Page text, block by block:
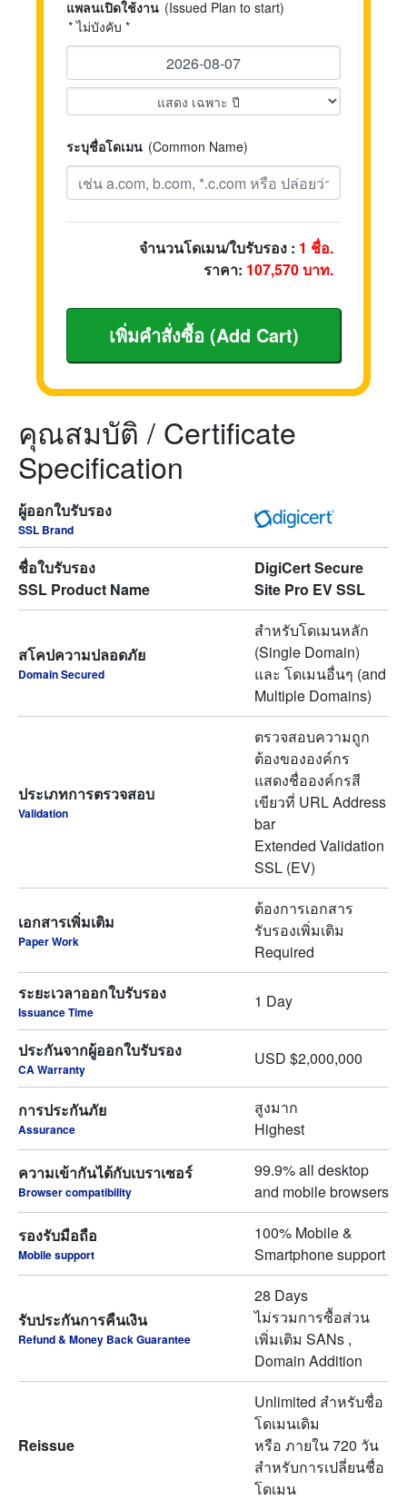
แพลนเปิดใช้งาน (Issued Plan to start)
* ไม่บังคับ *
ระบุชื่อโดเมน (Common Name)
จำนวนโดเมน/ใบรับรอง : 1 ชื่อ.
ราคา: 107,570บาท.
คุณสมบัติ / Certificate
Specification
ผู้ออกใบรับรอง
SSL Brand
ชื่อใบรับรอง
SSL Product Name
DigiCert Secure
Site Pro EV SSL
สโคปความปลอดภัย
Domain Secured
สำหรับโดเมนหลัก
(Single Domain)
และ โดเมนอื่นๆ (and
Multiple Domains)
ประเภทการตรวจสอบ
Validation
ตรวจสอบความถูก
ต้องขององค์กร
แสดงชื่อองค์กรสี
เขียวที่ URL Address
bar
Extended Validation
SSL (EV)
เอกสารเพิ่มเติม
Paper Work
ต้องการเอกสาร
รับรองเพิ่มเติม
Required
ระยะเวลาออกใบรับรอง
Issuance Time
1 Day
ประกันจากผู้ออกใบรับรอง
CA Warranty
USD $2,000,000
การประกันภัย
Assurance
สูงมาก
Highest
ความเข้ากันได้กับเบราเซอร์
Browser compatibility
99.9% all desktop
and mobile browsers
รองรับมือถือ
Mobile support
100% Mobile &
Smartphone support
รับประกันการคืนเงิน
Refund & Money Back Guarantee
28 Days
ไม่รวมการซื้อส่วน
เพิ่มเติม SANs ,
Domain Addition
Reissue
Unlimited สำหรับชื่อ
โดเมนเดิม
หรือ ภายใน 720 วัน
สำหรับการเปลี่ยนชื่อ
โดเมน